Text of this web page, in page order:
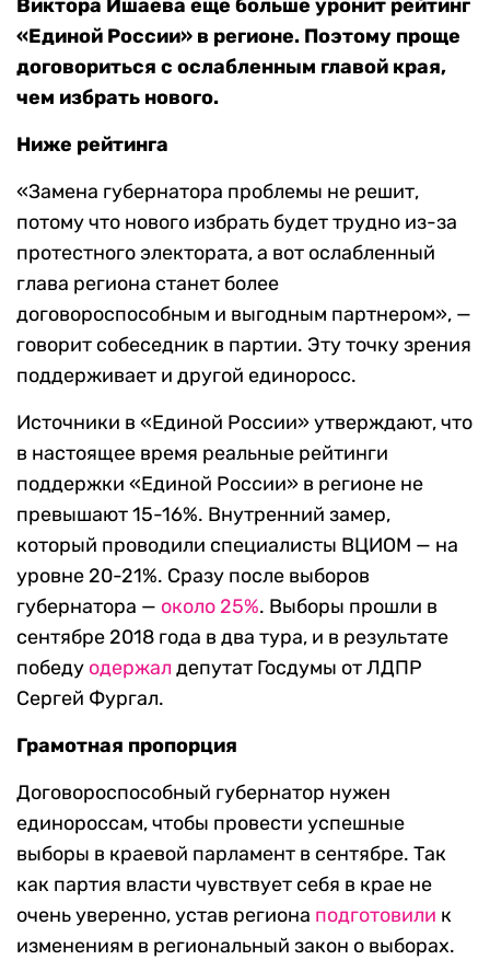
Виктора Ишаева еще больше уронит рейтинг
«Единой России» в регионе. Поэтому проще
договориться с ослабленным главой края,
чем избрать нового.
Ниже рейтинга
«Замена губернатора проблемы не решит,
потому что нового избрать будет трудно из-за
протестного электората, а вот ослабленный
глава региона станет более
договороспособным и выгодным партнером», —
говорит собеседник в партии. Эту точку зрения
поддерживает и другой единоросс.
Источники в «Единой России» утверждают, что
в настоящее время реальные рейтинги
поддержки «Единой России» в регионе не
превышают 15-16%. Внутренний замер,
который проводили специалисты ВЦИОМ — на
уровне 20-21%. Сразу после выборов
губернатора — около 25%. Выборы прошли в
сентябре 2018 года в два тура, и в результате
победу одержал депутат Госдумы от ЛДПР
Сергей Фургал.
Грамотная пропорция
Договороспособный губернатор нужен
единороссам, чтобы провести успешные
выборы в краевой парламент в сентябре. Так
как партия власти чувствует себя в крае не
очень уверенно, устав региона подготовили к
изменениям в региональный закон о выборах.